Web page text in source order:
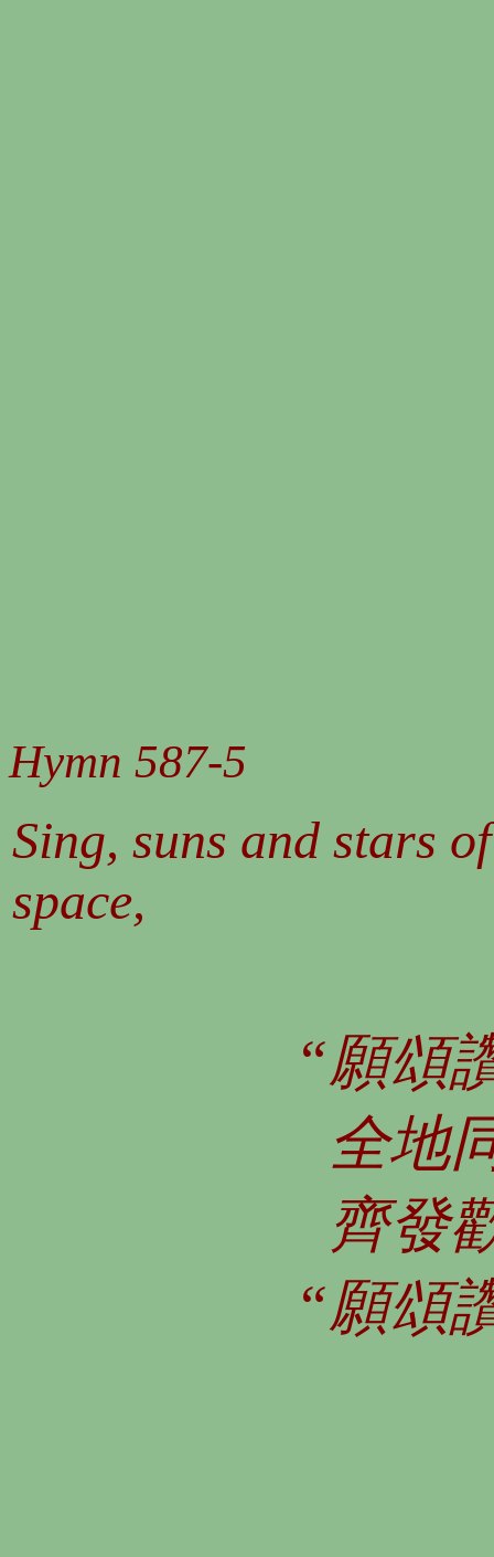
Hymn 587-5
Sing, suns and stars of
space,
“願頌
全地
齊發
“願頌